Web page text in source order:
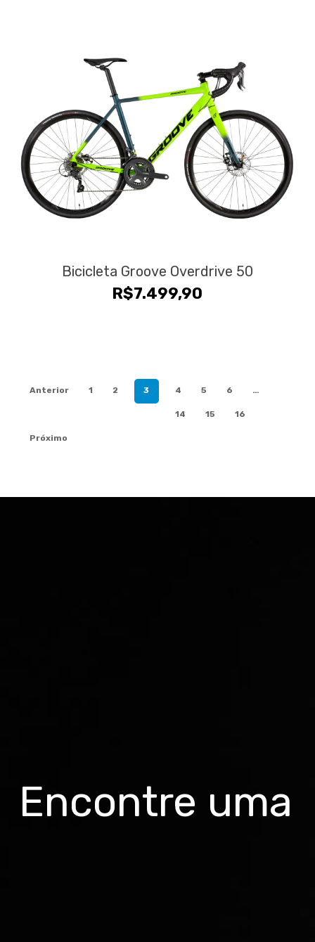
Bicicleta Groove Overdrive 50
R$7.499,90
Anterior 1 2 3 4 5 6 …
14 15 16
Próximo
Encontre uma